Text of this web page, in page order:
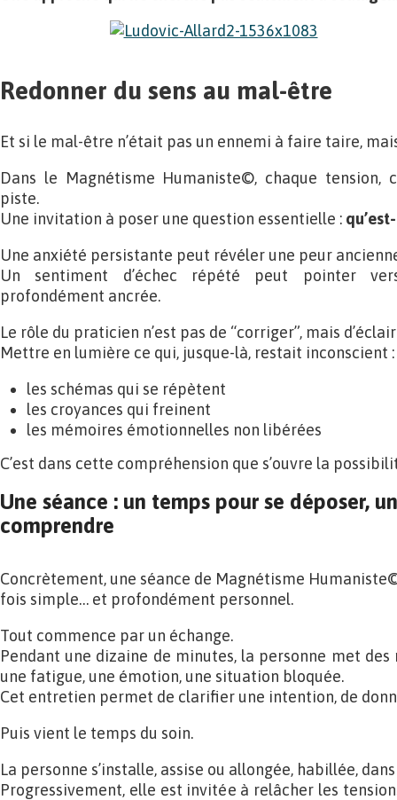
Redonner du sens au mal-être
Et si le mal-être n’était pas un ennemi à faire taire,
Dans le Magnétisme Humaniste©, chaque tension,
piste.
Une invitation à poser une question essentielle :
Une anxiété persistante peut révéler une peur
Un sentiment d’échec répété peut pointer
profondément ancrée.
Le rôle du praticien n’est pas de “corriger”, mais
Mettre en lumière ce qui, jusque-là, restait inconscient :
les schémas qui se répètent
les croyances qui freinent
les mémoires émotionnelles non libérées
C’est dans cette compréhension que s’ouvre la
Une séance : un temps pour se déposer,
comprendre
Concrètement, une séance de Magnétisme
fois simple… et profondément personnel.
Tout commence par un échange.
Pendant une dizaine de minutes, la personne met des
une fatigue, une émotion, une situation bloquée.
Cet entretien permet de clarifier une intention, de
Puis vient le temps du soin.
La personne s’installe, assise ou allongée, habillée,
Progressivement, elle est invitée à relâcher les